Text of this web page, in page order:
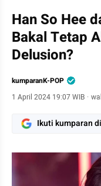
Han So Hee
Bakal Tetap
Delusion?
kumparanK-POP
1 April 2024 19:07 WIB ·
Ikuti kumparan